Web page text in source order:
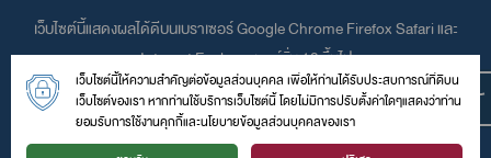
เว็บไซต์นี้แสดงผลได้ดีบนเบราเซอร์Google ChromeFirefoxSafariและ
Internet Explorerเวอร์ชั่น 10 ขึ้นไป
© 2559 สงวนลิขสิทธิ์ตามพระราชบัญญัติลิขสิทธิ์โดย สำนักงานสิ่ง
แวดล้อมและควบคุมมลพิษที่ 8
126 ถนนสมบูรณ์กุล ตำบลหน้าเมือง อำเภอเมือง จังหวัดราชบุรี 70000
เว็บไซต์นี้ให้ความสำคัญต่อข้อมูลส่วนบุคคล เพื่อให้ท่านได้รับประสบการณ์ที่ดีบน
เว็บไซต์ของเรา หากท่านใช้บริการเว็บไซต์นี้ โดยไม่มีการปรับตั้งค่าใดๆแสดงว่าท่าน
ยอมรับการใช้งานคุกกี้และนโยบายข้อมูลส่วนบุคคลของเรา